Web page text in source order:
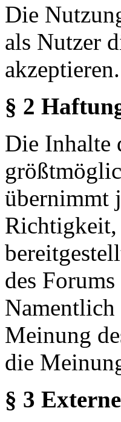
Die
als Nutzer
akzeptieren.
§ 2
Die Inhalte
übernimmt
des
Namentlich
Meinung
die
§ 3